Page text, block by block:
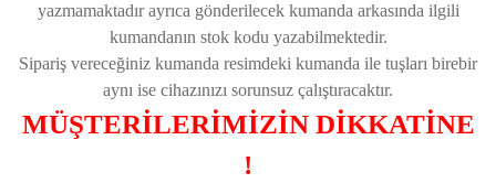
yazmamaktadır ayrıca gönderilecek kumanda arkasında ilgili
kumandanın stok kodu yazabilmektedir.
Sipariş vereceğiniz kumanda resimdeki kumanda ile tuşları birebir
aynı ise cihazınızı sorunsuz çalıştıracaktır.
MÜŞTERİLERİMİZİN DİKKATİNE
!